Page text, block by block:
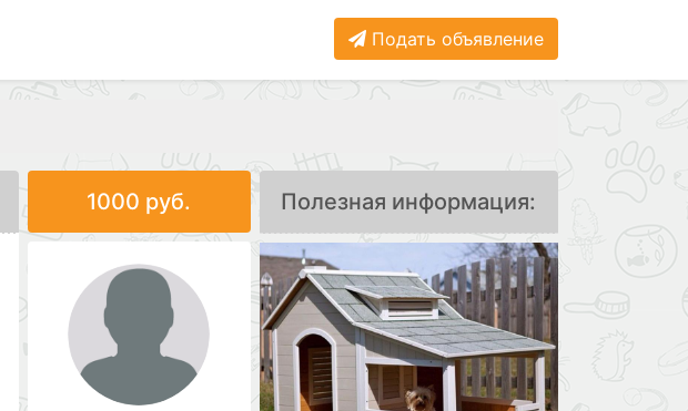
Подать объявление
1000 руб. Полезная информация: